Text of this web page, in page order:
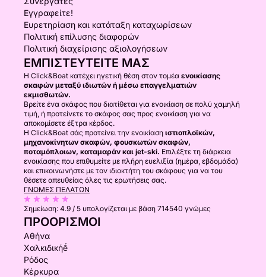
ΣΗΜΑΝΤΙΚΟ: Κατά την κράτηση, παρακαλούμε να
δώσετε το πλήρες όνομα κάθε επιβάτη, την
ημερομηνία γέννησης, τον αριθμό διαβατηρίου/
ταυτότητας και την εθνικότητα — αυτά τα στοιχεία
απαιτούνται από τις λιμενικές αρχές για την
έκδοση άδειας κρουαζιέρας.
• Η κρουαζιέρα εξαρτάται από τις καιρικές
συνθήκες και μπορεί να επαναπρογραμματιστεί ή
να ακυρωθεί σε περίπτωση κακών συνθηκών. Εάν
είστε έγκυος, ταξιδεύετε με παιδί κάτω των 2 ετών,
είστε επιρρεπείς σε ναυτία ή έχετε προβλήματα
κινητικότητας ή υγείας, παρακαλούμε ελέγξτε την
πρόγνωση και συμβουλευτείτε την ομάδα μας πριν
από την κράτηση.
• Για ειδικές περιστάσεις, όπως γενέθλια ή
επετείους, ενημερώστε μας εκ των προτέρων — θα
χαρούμε να κάνουμε την γιορτή σας ξεχωριστή με
ένα δωρεάν επώνυμο δώρο.
• Παρακαλούμε να φτάσετε στην ώρα σας, καθώς
Εγγραφείτε!
Ευρετηρίαση και κατάταξη καταχωρίσεων
Πολιτική επίλυσης διαφορών
Πολιτική διαχείρισης αξιολογήσεων
ΕΜΠΙΣΤΕΥΤΕΊΤΕ ΜΑΣ
Η Click&Boat κατέχει ηγετική θέση στον τομέα ενοικίασης
σκαφών μεταξύ ιδιωτών ή μέσω επαγγελματιών
εκμισθωτών.
Βρείτε ένα σκάφος που διατίθεται για ενοικίαση σε πολύ χαμηλή
τιμή, ή προτείνετε το σκάφος σας προς ενοικίαση για να
αποκομίσετε έξτρα κέρδος.
Η Click&Boat σάς προτείνει την ενοικίαση ιστιοπλοϊκών,
μηχανοκίνητων σκαφών, φουσκωτών σκαφών,
ποταμόπλοιων, καταμαράν και jet-ski. Επιλέξτε τη διάρκεια
ενοικίασης που επιθυμείτε με πλήρη ευελιξία (ημέρα, εβδομάδα)
και επικοινωνήστε με τον ιδιοκτήτη του σκάφους για να του
θέσετε απευθείας όλες τις ερωτήσεις σας.
ΓΝΏΜΕΣ ΠΕΛΑΤΏΝ
Σημείωση: 4.9 / 5 υπολογίζεται με βάση 714540 γνώμες
ΠΡΟΟΡΙΣΜΟΊ
Αθήνα
Χαλκιδικήḗ
Ρόδος
Κέρκυρα